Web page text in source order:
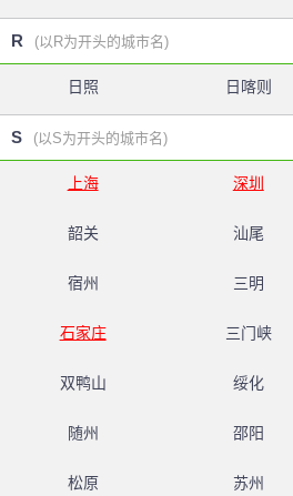
R (以R为开头的城市名)
日照 日喀则
S (以S为开头的城市名)
上海 深圳
韶关 汕尾
宿州 三明
石家庄 三门峡
双鸭山 绥化
随州 邵阳
松原 苏州